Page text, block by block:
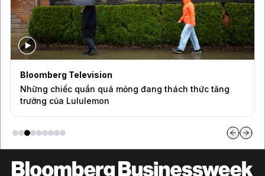
Bloomberg Television
Những chiếc quần quá mỏng đang thách thức tăng
trưởng của Lululemon